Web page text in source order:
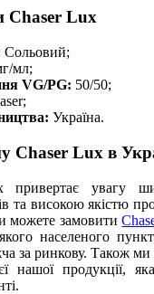
Chaser Lux
Сольовий;
мл;
VG/PG: 50/50;
Україна.
Chaser Lux в
привертає увагу
та високою якістю
можете замовити
населеного
за ринкову. Також ми
нашої продукції,